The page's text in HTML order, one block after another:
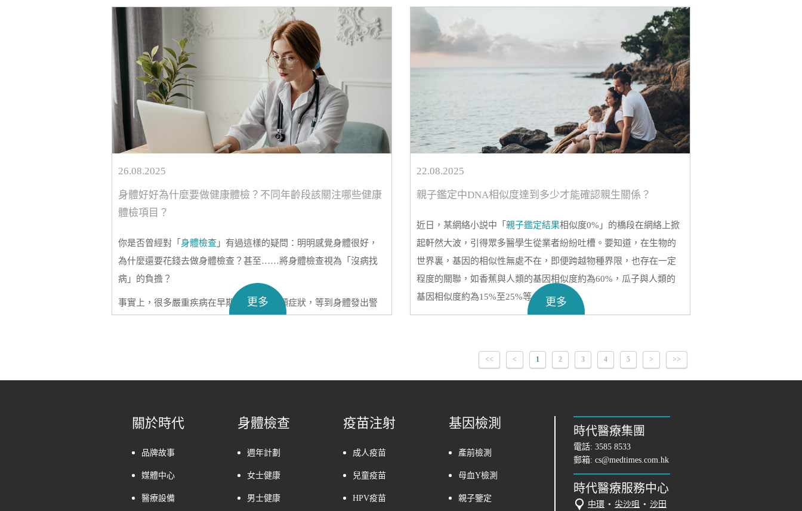
診時已處於中晚期，錯過了最佳治療時機。
26.08.2025
身體好好為什麼要做健康體檢？不同年齡段該關注哪些健康
體檢項目？
你是否曾經對「 身體檢查 」有過這樣的疑問：明明感覺身體很好，
為什麼還要花錢去做身體檢查？甚至……將身體檢查視為「沒病找
病」的負擔？
事實上，很多嚴重疾病在早期都是沒有明顯症狀，等到身體發出警
那麼，身體檢查究竟能帶來哪些益處？不同年齡段該關注哪些健康
更多
22.08.2025
親子鑑定中DNA相似度達到多少才能確認親生關係？
近日，某網絡小説中「 親子鑑定結果相似度0%」的橋段在網絡上掀
起軒然大波，引得眾多醫學生從業者紛紛吐槽。要知道，在生物的
世界裏，基因的相似性無處不在，即便跨越物種界限，也存在一定
程度的關聯，如香蕉與人類的基因相似度約為60%，瓜子與人類的
基因相似度約為15%至25%等。
香港化驗所 為大家詳細講解一下！
更多
<< < 1 2 3 4 5 > >>
關於時代
品牌故事
媒體中心
醫療設備
身體檢查
週年計劃
女士健康
男士健康
疫苗注射
成人疫苗
兒童疫苗
HPV疫苗
基因檢測
產前檢測
母血Y檢測
親子鑒定
時代醫療集團
電話: 3585 8533
郵箱: cs@medtimes.com.hk
時代醫療服務中心
中環 • 尖沙咀 • 沙田